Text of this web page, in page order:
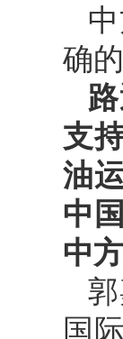
确
支
油
中
中
国